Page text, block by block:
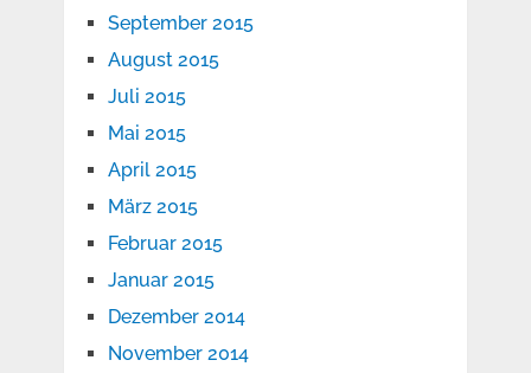
September 2015
August 2015
Juli 2015
Mai 2015
April 2015
März 2015
Februar 2015
Januar 2015
Dezember 2014
November 2014